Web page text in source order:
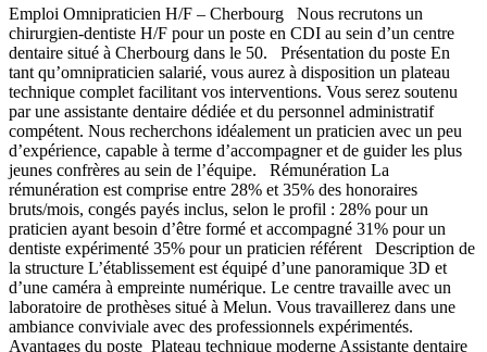
Emploi Omnipraticien H/F – Cherbourg Nous recrutons un
chirurgien-dentiste H/F pour un poste en CDI au sein d’un centre
dentaire situé à Cherbourg dans le 50. Présentation du poste En
tant qu’omnipraticien salarié, vous aurez à disposition un plateau
technique complet facilitant vos interventions. Vous serez soutenu
par une assistante dentaire dédiée et du personnel administratif
compétent. Nous recherchons idéalement un praticien avec un peu
d’expérience, capable à terme d’accompagner et de guider les plus
jeunes confrères au sein de l’équipe. Rémunération La
rémunération est comprise entre 28% et 35% des honoraires
bruts/mois, congés payés inclus, selon le profil : 28% pour un
praticien ayant besoin d’être formé et accompagné 31% pour un
dentiste expérimenté 35% pour un praticien référent Description de
la structure L’établissement est équipé d’une panoramique 3D et
d’une caméra à empreinte numérique. Le centre travaille avec un
laboratoire de prothèses situé à Melun. Vous travaillerez dans une
ambiance conviviale avec des professionnels expérimentés.
Avantages du poste Plateau technique moderne Assistante dentaire